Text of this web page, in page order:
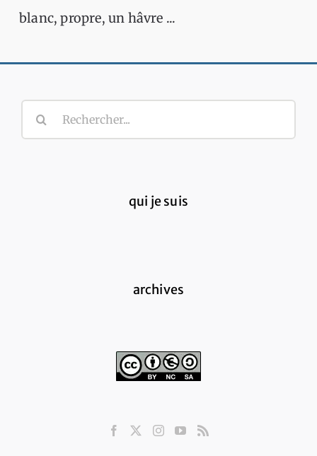
blanc, propre, un hâvre ...
Rechercher:
qui je suis
archives